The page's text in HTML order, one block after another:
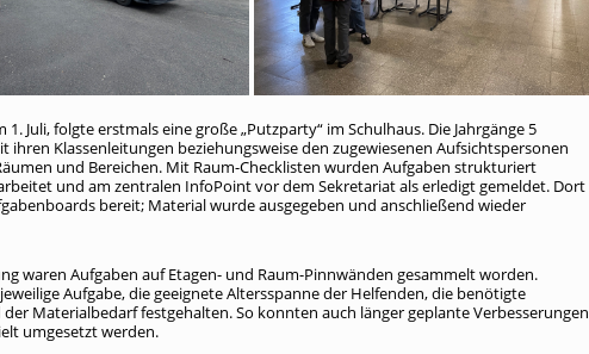
Juli, folgte erstmals eine große „Putzparty“ im Schulhaus. Die Jahrgänge 5
ihren Klassenleitungen beziehungsweise den zugewiesenen Aufsichtspersonen
und Bereichen. Mit Raum-Checklisten wurden Aufgaben strukturiert
und am zentralen InfoPoint vor dem Sekretariat als erledigt gemeldet. Dort
bereit; Material wurde ausgegeben und anschließend wieder
waren Aufgaben auf Etagen- und Raum-Pinnwänden gesammelt worden.
Aufgabe, die geeignete Altersspanne der Helfenden, die benötigte
Materialbedarf festgehalten. So konnten auch länger geplante Verbesserungen
umgesetzt werden.